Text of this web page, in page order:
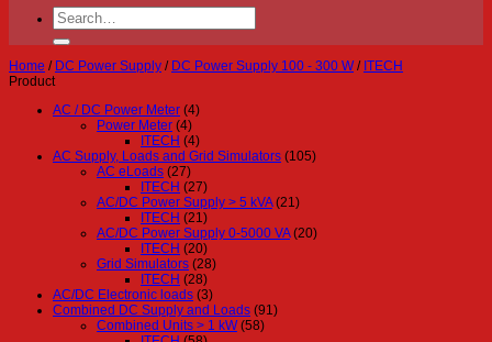
Search
for:
Home / DC Power Supply / DC Power Supply 100 - 300 W / ITECH
Product
AC / DC Power Meter (4)
Power Meter (4)
ITECH (4)
AC Supply, Loads and Grid Simulators (105)
AC eLoads (27)
ITECH (27)
AC/DC Power Supply > 5 kVA (21)
ITECH (21)
AC/DC Power Supply 0-5000 VA (20)
ITECH (20)
Grid Simulators (28)
ITECH (28)
AC/DC Electronic loads (3)
Combined DC Supply and Loads (91)
Combined Units > 1 kW (58)